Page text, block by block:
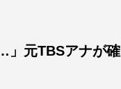
」元TBSアナが確